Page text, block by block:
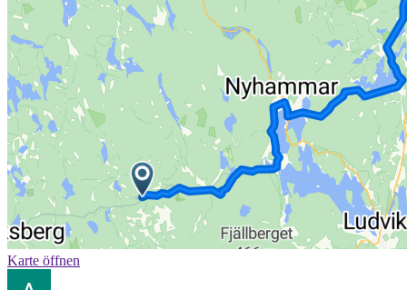
Karte öffnen